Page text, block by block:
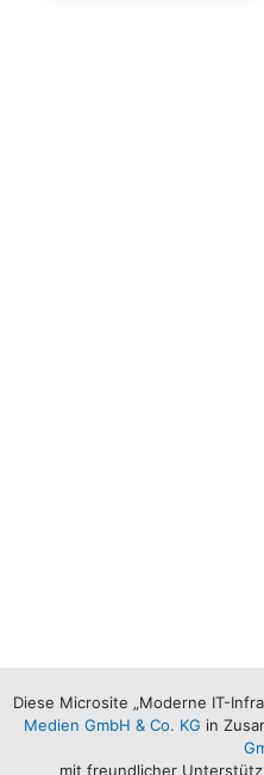
Diese Microsite „Moderne IT-
Medien GmbH & Co. KG in
mit freundlicher